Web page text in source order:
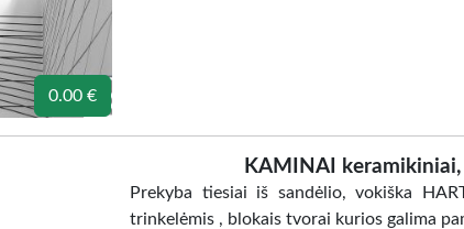
0.00 €
KAMINAI
Prekyba tiesiai iš sandėlio, vokiška
trinkelėmis , blokais tvorai kurios galima